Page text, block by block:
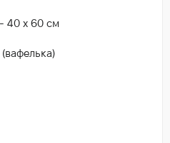
40 х 60 см